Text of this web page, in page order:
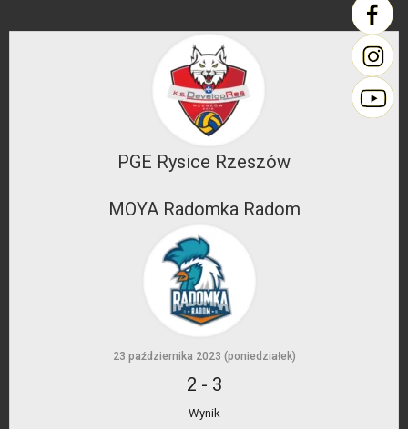
PGE Rysice Rzeszów
MOYA Radomka Radom
23 października 2023 (poniedziałek)
2 - 3
Wynik